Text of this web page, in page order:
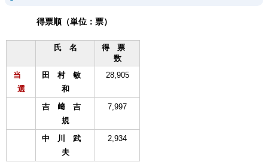
得票順（単位：票）
氏 名
得 票
数
当
選
田 村 敏
和
28,905
吉 﨑 吉
規
7,997
中 川 武
夫
2,934